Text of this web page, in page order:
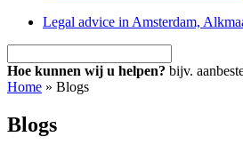
Legal advice in Amsterdam,
Hoe kunnen wij u helpen? bijv.
Home » Blogs
Blogs